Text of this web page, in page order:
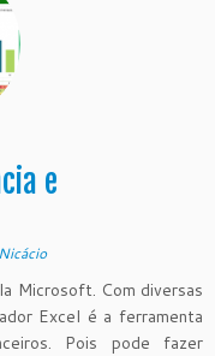
e
Microsoft. Com diversas
Excel é a ferramenta
Pois pode fazer